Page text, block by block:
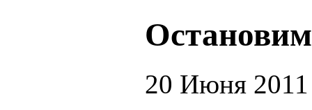
20 Июня 2011